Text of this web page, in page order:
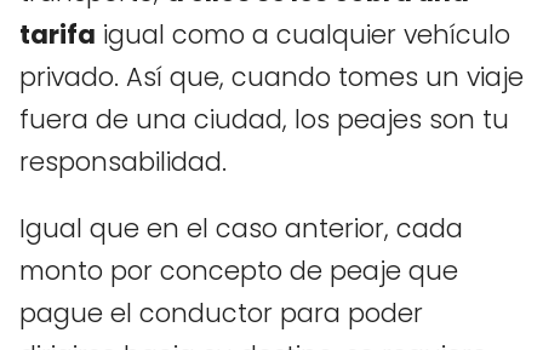
tarifa igual como a cualquier vehículo
privado. Así que, cuando tomes un viaje
fuera de una ciudad, los peajes son tu
responsabilidad.
Igual que en el caso anterior, cada
monto por concepto de peaje que
pague el conductor para poder